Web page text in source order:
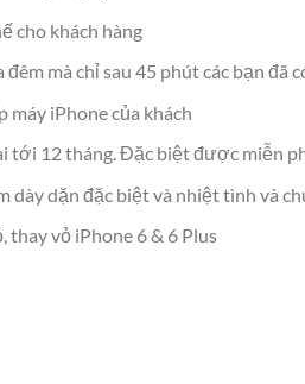
cho khách hàng
mà chỉ sau 45 phút các bạn đã
iPhone của khách
tới 12 tháng. Đặc biệt được miễn
dày dặn đặc biệt và nhiệt tình và
thay vỏ iPhone 6 & 6 Plus